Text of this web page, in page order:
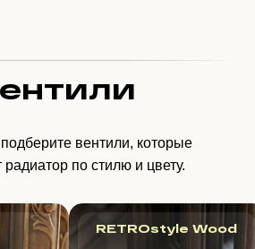
вентили, которые
по стилю и цвету.
RETROstyle Wood